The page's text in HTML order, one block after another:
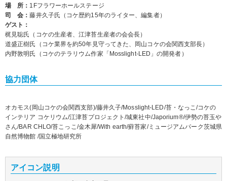
場 所： 1Fフラワーホールステージ
司 会：藤井久子氏（コケ歴約15年のライター、編集者）
ゲスト：
梶見聡氏（コケの生産者、江津苔生産者の会会長）
道盛正樹氏（コケ業界を約50年見守ってきた、岡山コケの会関西支部長）
内野敦明氏（コケのテラリウム作家「Mosslight-LED」の開発者）
協力団体
オカモス(岡山コケの会関西支部)/藤井久子/Mosslight-LED/苔・なっこ/コケの
インテリア コケリウム/江津苔プロジェクト/城東社中/Japorium®/伊勢の苔玉や
さん/BAR CHLO/苔こっこ /金木犀/With earth/蘚苔家/ミュージアムパーク茨城県
自然博物館 /国立極地研究所
アイコン説明